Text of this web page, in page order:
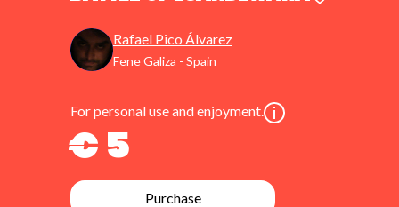
Rafael Pico Álvarez
Fene Galiza - Spain
For personal use and enjoyment.
€ 5
Purchase